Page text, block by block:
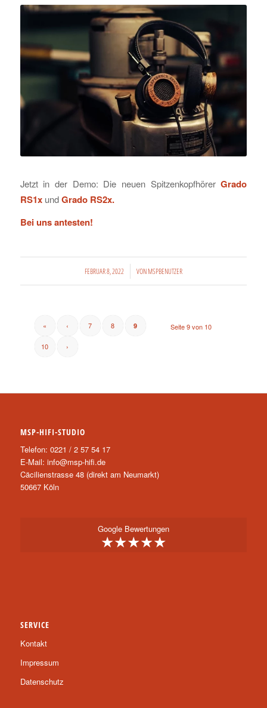
Jetzt in der Demo: Die neuen SpitzenkopfhörerGrado
RS1x undGrado RS2x.
Bei uns antesten!
FEBRUAR 8, 2022
/ VONMSPBENUTZER
Seite 9 von 10
« ‹ 7 8 9
10 ›
MSP-HIFI-STUDIO
Telefon: 0221 / 2 57 54 17
E-Mail: info@msp-hifi.de
Cäcilienstrasse 48 (direkt am Neumarkt)
50667 Köln
Google Bewertungen
★★★★★
SERVICE
Kontakt
Impressum
Datenschutz